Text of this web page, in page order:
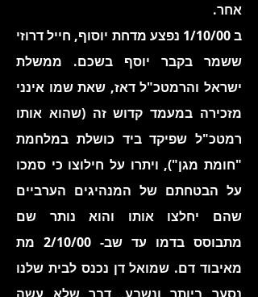
אחר.
ב 1/10/00 נפצע מדחת יוסוף, חייל דרוזי
ששמר בקבר יוסף בשכם. ממשלת
ישראל והרמטכ"ל דאז, שאת שמו אינני
מזכירה במעמד קדוש זה (שהוא אותו
רמטכ"ל שפיקד ביד כושלת במלחמת
"חומת מגן"), ויתרו על חילוצו כי סמכו
על הבטחתם של המנהיגים הערביים
שהם יחלצו אותו והוא נותר שם
מתבוסס בדמו עד שב- 2/10/00 מת
מאיבוד דם. שמואל דן נכנס לבית שלנו